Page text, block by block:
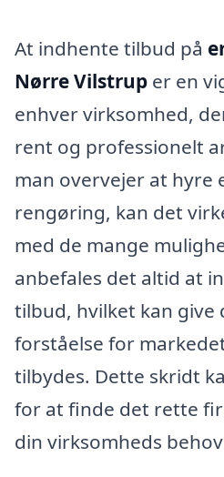
At indhente tilbud på
Nørre Vilstrup er en
enhver virksomhed,
rent og professionelt
man overvejer at hyre
rengøring, kan det
med de mange
anbefales det altid at
tilbud, hvilket kan give
forståelse for
tilbydes. Dette skridt
for at finde det rette
din virksomheds